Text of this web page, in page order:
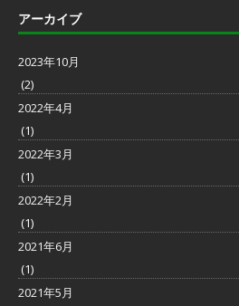
アーカイブ
2023年10月
(2)
2022年4月
(1)
2022年3月
(1)
2022年2月
(1)
2021年6月
(1)
2021年5月